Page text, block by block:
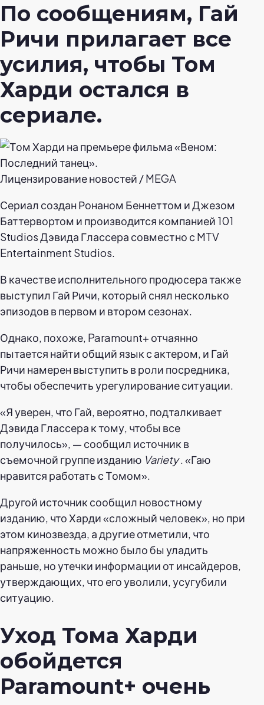
По сообщениям, Гай
Ричи прилагает все
усилия, чтобы Том
Харди остался в
сериале.
Лицензирование новостей / MEGA
Сериал создан Ронаном Беннеттом и Джезом
Баттервортом и производится компанией 101
Studios Дэвида Глассера совместно с MTV
Entertainment Studios.
В качестве исполнительного продюсера также
выступил Гай Ричи, который снял несколько
эпизодов в первом и втором сезонах.
Однако, похоже, Paramount+ отчаянно
пытается найти общий язык с актером, и Гай
Ричи намерен выступить в роли посредника,
чтобы обеспечить урегулирование ситуации.
«Я уверен, что Гай, вероятно, подталкивает
Дэвида Глассера к тому, чтобы все
получилось», — сообщил источник в
съемочной группе изданию Variety. «Гаю
нравится работать с Томом».
Другой источник сообщил новостному
изданию, что Харди «сложный человек», но при
этом кинозвезда, а другие отметили, что
напряженность можно было бы уладить
раньше, но утечки информации от инсайдеров,
утверждающих, что его уволили, усугубили
ситуацию.
Уход Тома Харди
обойдется
Paramount+ очень